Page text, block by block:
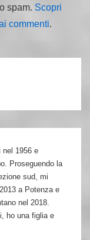
spam. Scopri
commenti.
nel 1956 e
Proseguendo la
sud, mi
a Potenza e
nel 2018.
ho una figlia e